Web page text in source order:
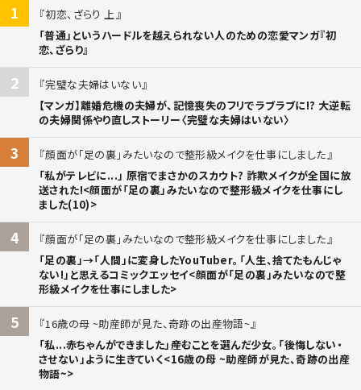
1
初恋、ざらり 上
「普通」というハードルを越えられない人のための恋愛マンガ『初
恋、ざらり』
2
完璧な夫婦はいない
【マンガ】離婚危機の夫婦が、記憶喪失のフリでラブラブに!? 大逆転
の夫婦関係やり直しストーリー〈完璧な夫婦はいない〉
3
顔面が「足の裏」みたいなので整形級メイクを仕事にしました
「私がテレビに...」 原宿でまさかのスカウト? 詐欺メイクが全国に放
送された!<顔面が「足の裏」みたいなので整形級メイクを仕事にし
ました(10)>
4
顔面が「足の裏」みたいなので整形級メイクを仕事にしました
「足の裏」→「人間」に変身したYouTuber。「人生、捨てたもんじゃ
ない!」と思えるコミックエッセイ<顔面が「足の裏」みたいなので整
形級メイクを仕事にしました>
5
16歳の母 ~助産師が見た、奇跡の出産物語~
「私...赤ちゃんができました」――産むことを選んだ少女。「後悔しない・
させない」ように生きていく<16歳の母 ~助産師が見た、奇跡の出産
物語~>